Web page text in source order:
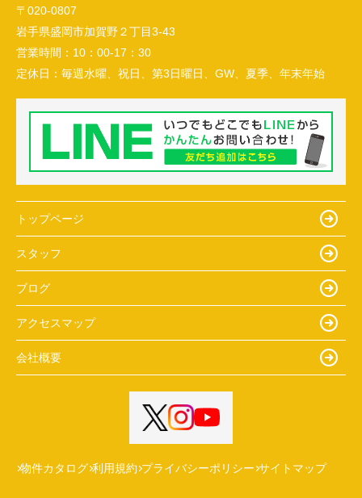
〒020-0807
岩手県盛岡市加賀野２丁目3-43
営業時間： 10：00-17：30
定休日： 毎週水曜、祝日、第3日曜日、GW、夏季、年末年始
トップページ
スタッフ
ブログ
アクセスマップ
会社概要
物件カタログ 利用規約 プライバシーポリシー サイトマップ